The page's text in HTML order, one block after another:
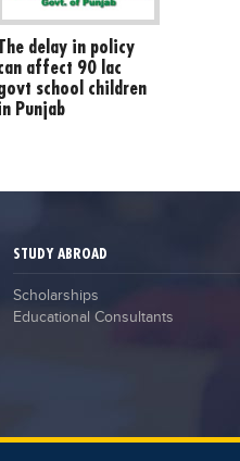
delay in policy
affect 90 lac
school children
Punjab
STUDY ABROAD
Scholarships
Educational Consultants